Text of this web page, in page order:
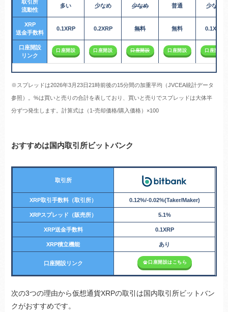
取引所
流動性
多い 少なめ 少なめ 普通 少なめ
XRP
送金手数料
0.1XRP 0.2XRP 無料 無料 0.1XRP
口座開設
リンク
口座開設 口座開設 口座開設 口座開設 口座開設
※スプレッドは2026年3月23日21時前後の15分間の加重平均（JVCEA統計データ
参照）。%は買いと売りの合計を表しており、買いと売りでスプレッドは大体半
分ずつ発生します。計算式は（1-売却価格/購入価格）×100
おすすめは国内取引所ビットバンク
取引所
XRP取引手数料（取引所） 0.12%/-0.02%(Taker/Maker)
XRPスプレッド（販売所） 5.1%
XRP送金手数料 0.1XRP
XRP積立機能 あり
口座開設リンク 口座開設はこちら
次の3つの理由から仮想通貨XRPの取引は国内取引所ビットバン
クがおすすめです。